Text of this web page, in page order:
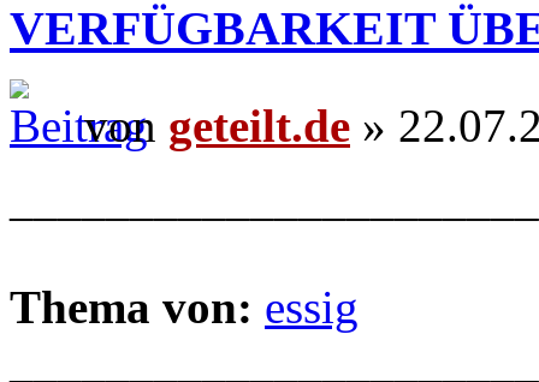
VERFÜGBARKEIT
von geteilt.de »
Thema von: essig